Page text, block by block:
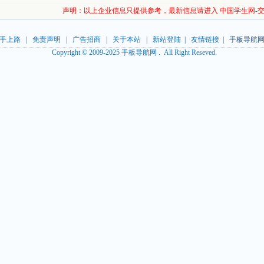
声明：以上企业信息只提供参考，最新信息请进入 中国学生网-
上路| 免责声明 广告招商| 关于本站| 新站登陆| 友情链接| 手板导航
Copyright © 2009-2025 手板导航网 . All Right Reseved.